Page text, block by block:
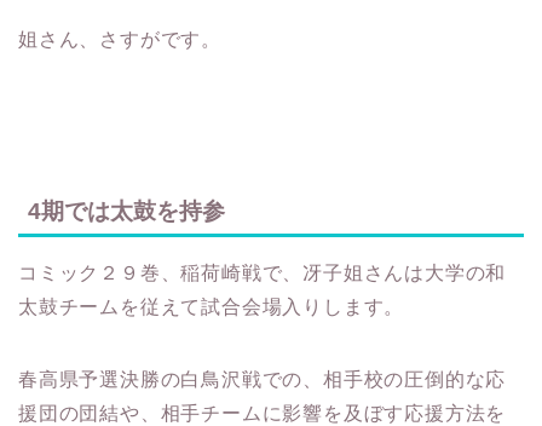
姐さん、さすがです。
4期では太鼓を持参
コミック２９巻、稲荷崎戦で、冴子姐さんは大学の和
太鼓チームを従えて試合会場入りします。
春高県予選決勝の白鳥沢戦での、相手校の圧倒的な応
援団の団結や、相手チームに影響を及ぼす応援方法を